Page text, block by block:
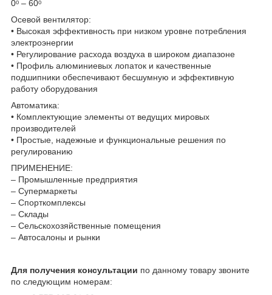
0ᵒ – 60ᵒ
Осевой вентилятор:
• Высокая эффективность при низком уровне потребления
электроэнергии
• Регулирование расхода воздуха в широком диапазоне
• Профиль алюминиевых лопаток и качественные
подшипники обеспечивают бесшумную и эффективную
работу оборудования
Автоматика:
• Комплектующие элементы от ведущих мировых
производителей
• Простые, надежные и функциональные решения по
регулированию
ПРИМЕНЕНИЕ:
– Промышленные предприятия
– Супермаркеты
– Спорткомплексы
– Склады
– Сельскохозяйственные помещения
– Автосалоны и рынки
Для получения консультации по данному товару звоните
по следующим номерам: